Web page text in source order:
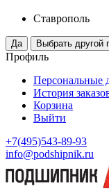
Ставрополь
Профиль
Персональные
История
Корзина
Выйти
+7(495)543-89-93
info@podshipnik.ru